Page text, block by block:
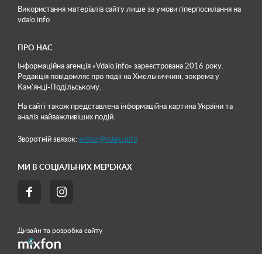
Використання матеріалів сайту лише за умови гіперпосилання на
vdalo.info
ПРО НАС
Інформаційна агенція «Vdalo.info» зареєстрована 2016 року.
Редакція повідомляє про події на Хмельниччині, зокрема у
Кам'янці-Подільському.
На сайті також представлена інформаційна картина України та
аналіз найважливіших подій.
Зворотній звязок: editor@vdalo.info
МИ В СОЦІАЛЬНИХ МЕРЕЖАХ
 
Дизайн та розробка сайту